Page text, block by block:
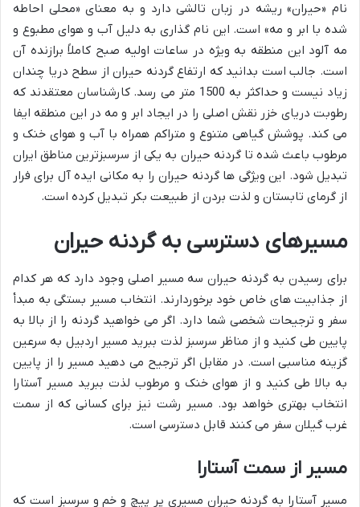
نام «حیران» ریشه در زبان تالشی دارد و به معنای «محلی احاطه
شده با ابر و مه» است. این نام گذاری به دلیل آب و هوای مطبوع و
مه آلود این منطقه به ویژه در ساعات اولیه صبح کاملاً برازنده آن
است. جالب است بدانید که ارتفاع گردنه حیران از سطح دریا چندان
زیاد نیست و حداکثر به 1500 متر می رسد. کارشناسان معتقدند که
رطوبت دریای خزر نقش اصلی را در ایجاد ابر و مه در این منطقه ایفا
می کند. پوشش گیاهی متنوع و متراکم همراه با آب و هوای خنک و
مرطوب باعث شده تا گردنه حیران به یکی از سرسبزترین مناطق ایران
تبدیل شود. این ویژگی ها گردنه حیران را به مکانی ایده آل برای فرار
از گرمای تابستان و لذت بردن از طبیعت بکر تبدیل کرده است.
مسیرهای دسترسی به گردنه حیران
برای رسیدن به گردنه حیران سه مسیر اصلی وجود دارد که هر کدام
از جذابیت های خاص خود برخوردارند. انتخاب مسیر بستگی به مبدأ
سفر و ترجیحات شخصی شما دارد. اگر می خواهید گردنه را از بالا به
پایین طی کنید و از مناظر سرسبز لذت ببرید مسیر اردبیل به سرعین
گزینه مناسبی است. در مقابل اگر ترجیح می دهید مسیر را از پایین
به بالا طی کنید و از هوای خنک و مرطوب لذت ببرید مسیر آستارا
انتخاب بهتری خواهد بود. مسیر رشت نیز برای کسانی که از سمت
غرب گیلان سفر می کنند قابل دسترسی است.
مسیر از سمت آستارا
مسیر آستارا به گردنه حیران مسیری پر پیچ و خم و سرسبز است که